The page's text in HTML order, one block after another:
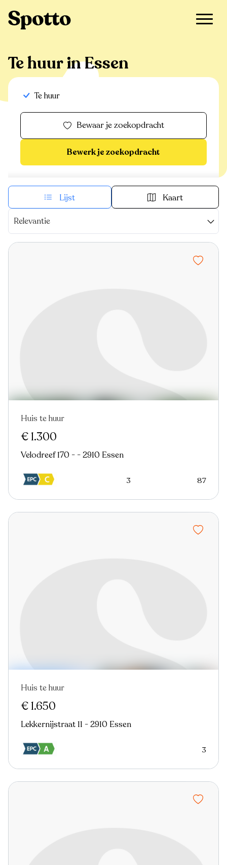
Te huur in Essen
Te huur
Bewaar je zoekopdracht
Bewerk je zoekopdracht
Lijst Kaart
Relevantie
Nieuw
Huis te huur
€ 1.300
Velodreef 170 - - 2910 Essen
3 87
In optie
Huis te huur
€ 1.650
Lekkernijstraat 11 - 2910 Essen
3